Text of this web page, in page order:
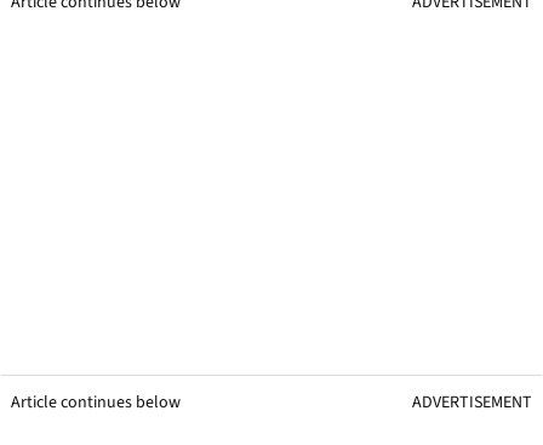
Article continues below ADVERTISEMENT